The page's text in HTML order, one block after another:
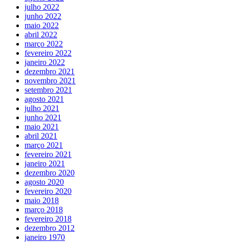
julho 2022
junho 2022
maio 2022
abril 2022
março 2022
fevereiro 2022
janeiro 2022
dezembro 2021
novembro 2021
setembro 2021
agosto 2021
julho 2021
junho 2021
maio 2021
abril 2021
março 2021
fevereiro 2021
janeiro 2021
dezembro 2020
agosto 2020
fevereiro 2020
maio 2018
março 2018
fevereiro 2018
dezembro 2012
janeiro 1970